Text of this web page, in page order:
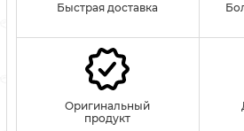
Быстрая доставка
Оригинальный
продукт